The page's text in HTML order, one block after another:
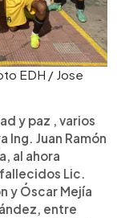
EDH / Jose
y paz , varios
Ing. Juan Ramón
al ahora
Lic.
y Óscar Mejía
entre